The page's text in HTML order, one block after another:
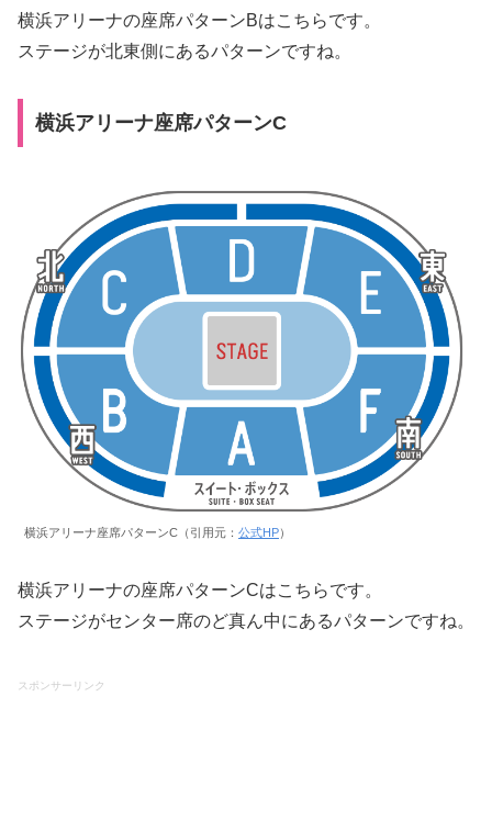
横浜アリーナの座席パターンBはこちらです。
ステージが北東側にあるパターンですね。
横浜アリーナ座席パターンC
横浜アリーナ座席パターンC（引用元： 公式HP）
横浜アリーナの座席パターンCはこちらです。
ステージがセンター席のど真ん中にあるパターンですね。
スポンサーリンク